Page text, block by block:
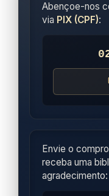
Abençoe-nos
via PIX (CPF):
Envie o
receba uma
agradecimento: